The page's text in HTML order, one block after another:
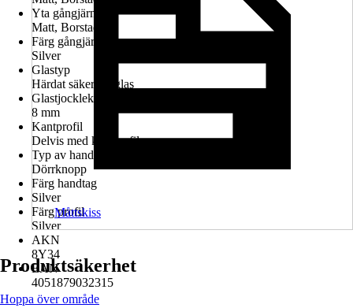
Yta gångjärn
Matt, Borstad
Färg gångjärn
Silver
Glastyp
Härdat säkerhetsglas
Glastjocklek
8 mm
Kantprofil
Delvis med kantprofil
Typ av handtag
Dörrknopp
Färg handtag
Silver
Färg profil
Silver
AKN
8Y34
EAN
4051879032315
Måttskiss
Produktsäkerhet
Hoppa över område